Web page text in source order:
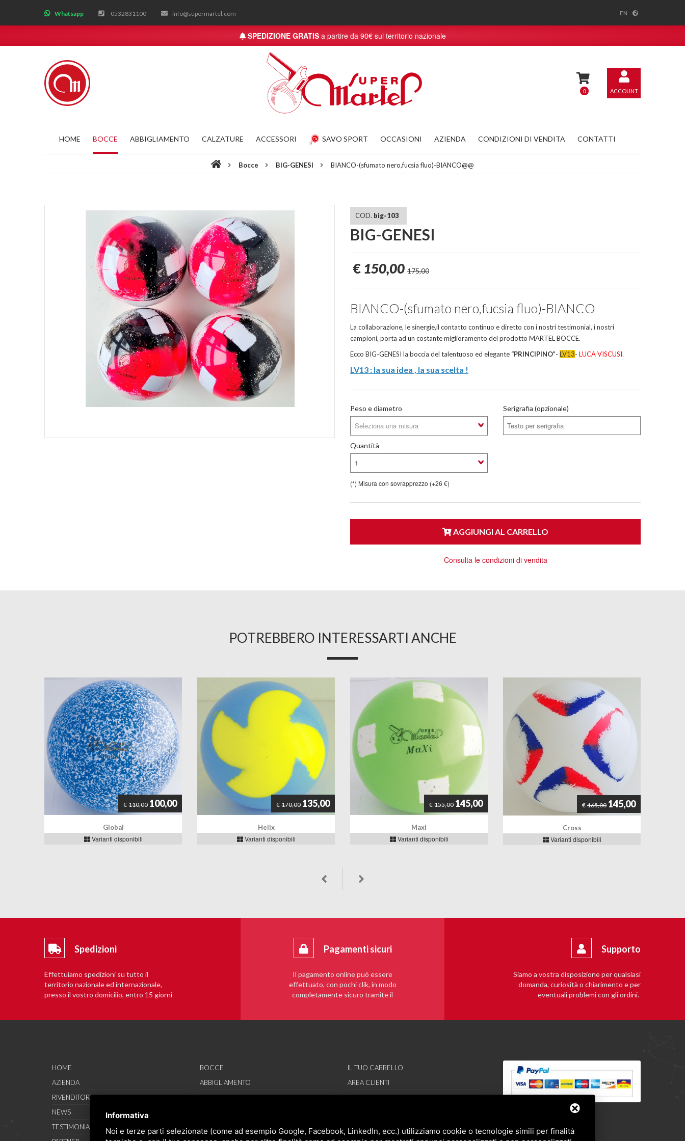
Whatsapp 0532831100 info@supermartel.com EN
SPEDIZIONE GRATISa partire da 90€ sul territorio nazionale
0 ACCOUNT
HOME BOCCE ABBIGLIAMENTO CALZATURE ACCESSORI SAVO SPORT OCCASIONI AZIENDA CONDIZIONI DI VENDITA CONTATTI
Bocce BIG-GENESI BIANCO-(sfumato nero,fucsia fluo)-BIANCO@@
COD. big-103
BIG-GENESI
€ 150,00 175,00
BIANCO-(sfumato nero,fucsia fluo)-BIANCO
La collaborazione, le sinergie,il contatto continuo e diretto con i nostri testimonial, i nostri
campioni, porta ad un costante miglioramento del prodotto MARTEL BOCCE.
Ecco BIG-GENESI la boccia del talentuoso ed elegante “PRINCIPINO”- LV13- LUCA VISCUSI.
LV13 : la sua idea , la sua scelta !
Peso e diametro
Seleziona una misura
Serigrafia (opzionale)
Quantità
1
(*) Misura con sovrapprezzo (+26 €)
AGGIUNGI AL CARRELLO
Consulta le condizioni di vendita
POTREBBERO INTERESSARTI ANCHE
€ 110,00 100,00
Global
Varianti disponibili
€ 170,00 135,00
Helix
Varianti disponibili
€ 155,00 145,00
Maxi
Varianti disponibili
€ 165,00 145,00
Cross
Varianti disponibili
Spedizioni
Effettuiamo spedizioni su tutto il
territorio nazionale ed internazionale,
presso il vostro domicilio, entro 15 giorni
Pagamenti sicuri
Il pagamento online può essere
effettuato, con pochi clik, in modo
completamente sicuro tramite il
Supporto
Siamo a vostra disposizione per qualsiasi
domanda, curiosità o chiarimento e per
eventuali problemi con gli ordini.
HOME
AZIENDA
RIVENDITORI
NEWS
TESTIMONIAL
BOCCE
ABBIGLIAMENTO
CALZATURE
SAVO SPORT
IL TUO CARRELLO
AREA CLIENTI
REGISTRAMI
Informativa
Noi e terze parti selezionate (come ad esempio Google, Facebook, LinkedIn, ecc.) utilizziamo cookie o tecnologie simili per finalità